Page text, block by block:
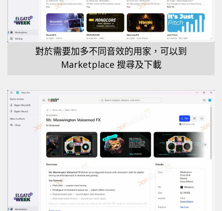
對於需要加多不同音效的用家，可以到
Marketplace 搜尋及下載